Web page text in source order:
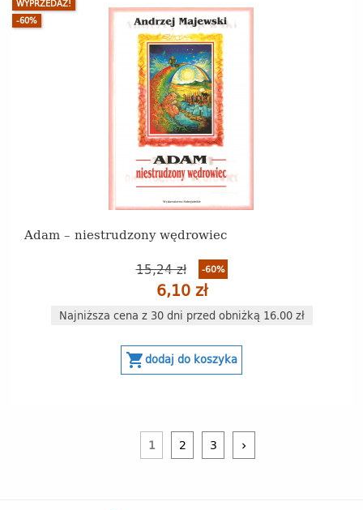
Adam – niestrudzony wędrowiec
15,24 zł -60%
6,10 zł
Najniższa cena z 30 dni przed obniżką 16.00 zł
WYPRZEDAŻ!
-60%
shopping_cartdodaj do koszyka
1 2 3 keyboard_arrow_right